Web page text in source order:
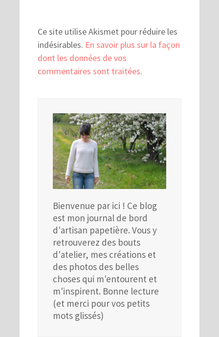
Ce site utilise Akismet pour réduire les
indésirables. En savoir plus sur la façon
dont les données de vos
commentaires sont traitées.
Bienvenue par ici ! Ce blog
est mon journal de bord
d'artisan papetière. Vous y
retrouverez des bouts
d'atelier, mes créations et
des photos des belles
choses qui m'entourent et
m'inspirent. Bonne lecture
(et merci pour vos petits
mots glissés)